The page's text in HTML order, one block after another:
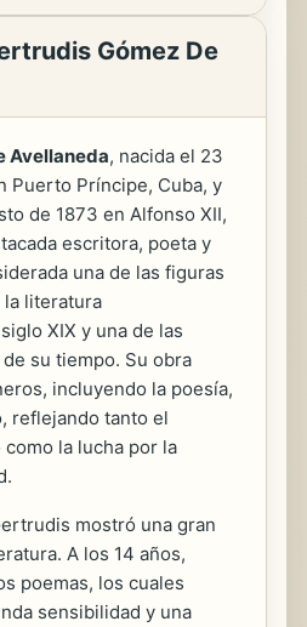
Gómez De
Avellaneda, nacida el 23
Puerto Príncipe, Cuba, y
de 1873 en Alfonso XII,
escritora, poeta y
una de las figuras
la literatura
XIX y una de las
su tiempo. Su obra
incluyendo la poesía,
reflejando tanto el
la lucha por la
mostró una gran
A los 14 años,
poemas, los cuales
sensibilidad y una